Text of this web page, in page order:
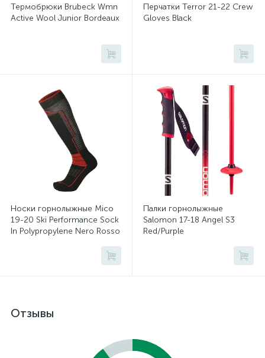
Термобрюки Brubeck Wmn
Active Wool Junior Bordeaux
Перчатки Terror 21-22 Crew
Gloves Black
Носки горнолыжные Mico
19-20 Ski Performance Sock
In Polypropylene Nero Rosso
Палки горнолыжные
Salomon 17-18 Angel S3
Red/Purple
Отзывы